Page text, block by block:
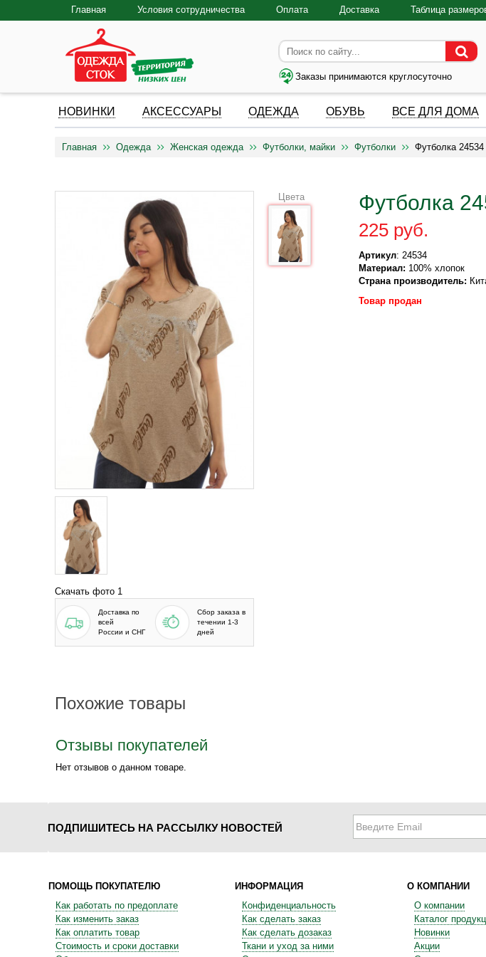
Главная Условия сотрудничества Оплата Доставка Таблица
Заказы принимаются круглосуточно
НОВИНКИ АКСЕССУАРЫ ОДЕЖДА ОБУВЬ ВСЕ ДЛЯ ДОМА
Главная Одежда Женская одежда Футболки, майки Футболки Футболка 24534
Скачать фото 1
Доставка по
всей
России и СНГ
Сбор заказа в
течении 1-3
дней
Футболка
225 руб.
Артикул: 24534
Материал: 100% хлопок
Страна производитель:
Цвета
Товар продан
Похожие товары
Отзывы покупателей
Нет отзывов о данном товаре.
ПОДПИШИТЕСЬ НА РАССЫЛКУ НОВОСТЕЙ
ПОМОЩЬ ПОКУПАТЕЛЮ
Как работать по предоплате
Как изменить заказ
Как оплатить товар
Стоимость и сроки доставки
ИНФОРМАЦИЯ
Конфиденциальность
Как сделать заказ
Как сделать дозаказ
Ткани и уход за ними
О КОМПАНИИ
О компании
Каталог
Новинки
Акции